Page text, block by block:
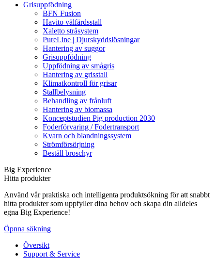
Grisuppfödning
BFN Fusion
Havito välfärdsstall
Xaletto stråsystem
PureLine | Djurskyddslösningar
Hantering av suggor
Grisuppfödning
Uppfödning av smågris
Hantering av grisstall
Klimatkontroll för grisar
Stallbelysning
Behandling av frånluft
Hantering av biomassa
Konceptstudien Pig production 2030
Foderförvaring / Fodertransport
Kvarn och blandningssystem
Strömförsörjning
Beställ broschyr
Big Experience
Hitta produkter
Använd vår praktiska och intelligenta produktsökning för att snabbt
hitta produkter som uppfyller dina behov och skapa din alldeles
egna Big Experience!
Öpnna sökning
Översikt
Support & Service